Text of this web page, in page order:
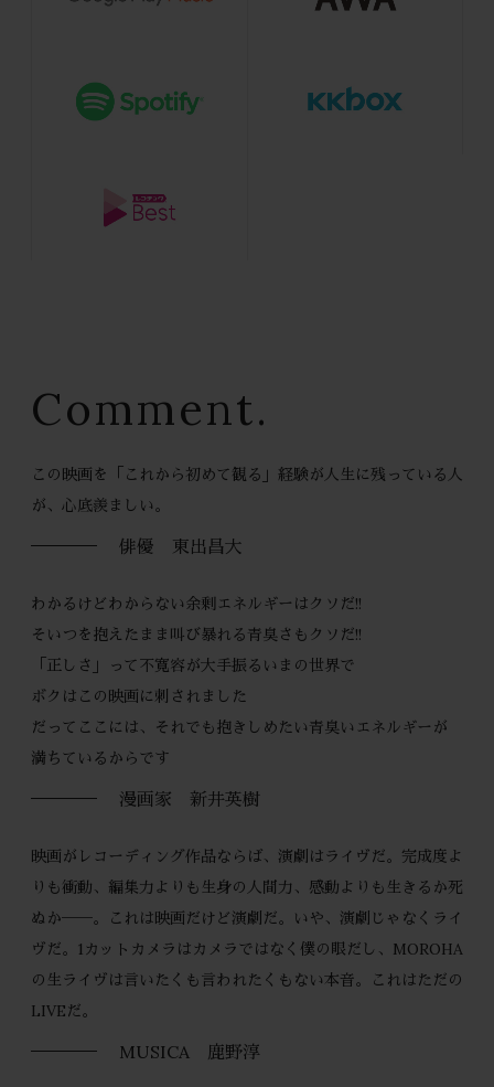
Comment.
この映画を「これから初めて観る」経験が人生に残っている人
が、心底羨ましい。
俳優 東出昌大
わかるけどわからない余剰エネルギーはクソだ!!
そいつを抱えたまま叫び暴れる青臭さもクソだ!!
「正しさ」って不寛容が大手振るいまの世界で
ボクはこの映画に刺されました
だってここには、それでも抱きしめたい青臭いエネルギーが
満ちているからです
漫画家 新井英樹
映画がレコーディング作品ならば、演劇はライヴだ。完成度よ
りも衝動、編集力よりも生身の人間力、感動よりも生きるか死
ぬか──。
これは映画だけど演劇だ。いや、演劇じゃなくライ
ヴだ。1カットカメラはカメラではなく僕の眼だし、MOROHA
の生ライヴは言いたくも言われたくもない本音。
これはただの
LIVEだ。
MUSICA 鹿野淳